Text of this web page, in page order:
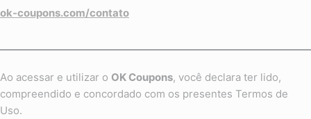
ok-coupons.com/contato
Ao acessar e utilizar o OK Coupons, você declara ter lido,
compreendido e concordado com os presentes Termos de
Uso.